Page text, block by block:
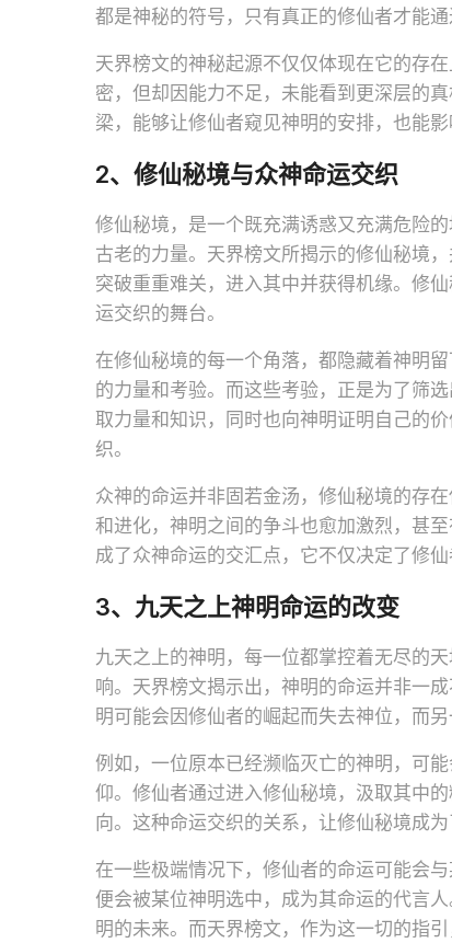
都是神秘的符号，只有真正的修仙者才能
天界榜文的神秘起源不仅仅体现在它的存
密，但却因能力不足，未能看到更深层的
梁，能够让修仙者窥见神明的安排，也能影
2、修仙秘境与众神命运交织
修仙秘境，是一个既充满诱惑又充满危险
古老的力量。天界榜文所揭示的修仙秘境
突破重重难关，进入其中并获得机缘。修
运交织的舞台。
在修仙秘境的每一个角落，都隐藏着神明
的力量和考验。而这些考验，正是为了筛
取力量和知识，同时也向神明证明自己的
织。
众神的命运并非固若金汤，修仙秘境的存
和进化，神明之间的争斗也愈加激烈，甚
成了众神命运的交汇点，它不仅决定了修
3、九天之上神明命运的改变
九天之上的神明，每一位都掌控着无尽的
响。天界榜文揭示出，神明的命运并非一
明可能会因修仙者的崛起而失去神位，而
例如，一位原本已经濒临灭亡的神明，可
仰。修仙者通过进入修仙秘境，汲取其中
向。这种命运交织的关系，让修仙秘境成
在一些极端情况下，修仙者的命运可能会
便会被某位神明选中，成为其命运的代言
明的未来。而天界榜文，作为这一切的指